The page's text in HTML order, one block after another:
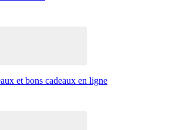
et bons cadeaux en ligne